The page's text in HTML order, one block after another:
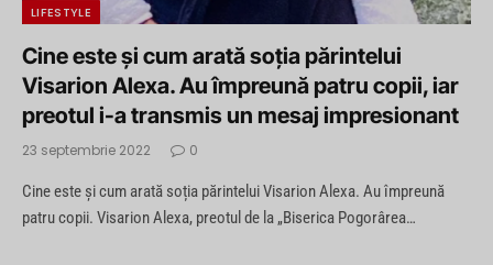
LIFESTYLE
Cine este și cum arată soția părintelui
Visarion Alexa. Au împreună patru copii, iar
preotul i-a transmis un mesaj impresionant
23 septembrie 2022 0
Cine este și cum arată soția părintelui Visarion Alexa. Au împreună
patru copii. Visarion Alexa, preotul de la „Biserica Pogorârea…